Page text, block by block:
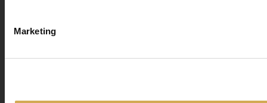
MarketingVolledige controle met
Close